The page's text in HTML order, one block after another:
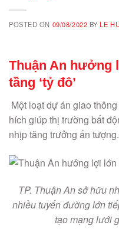
POSTED ON 09/08/2022 BYLE
Thuận An hưởng
tầng ‘tỷ đô’
Một loạt dự án giao
hích giúp thị trường bất
nhịp tăng trưởng ấn tượng.
TP. Thuận An sở hữu
nhiều tuyến đường lớn
tạo mạng lưới